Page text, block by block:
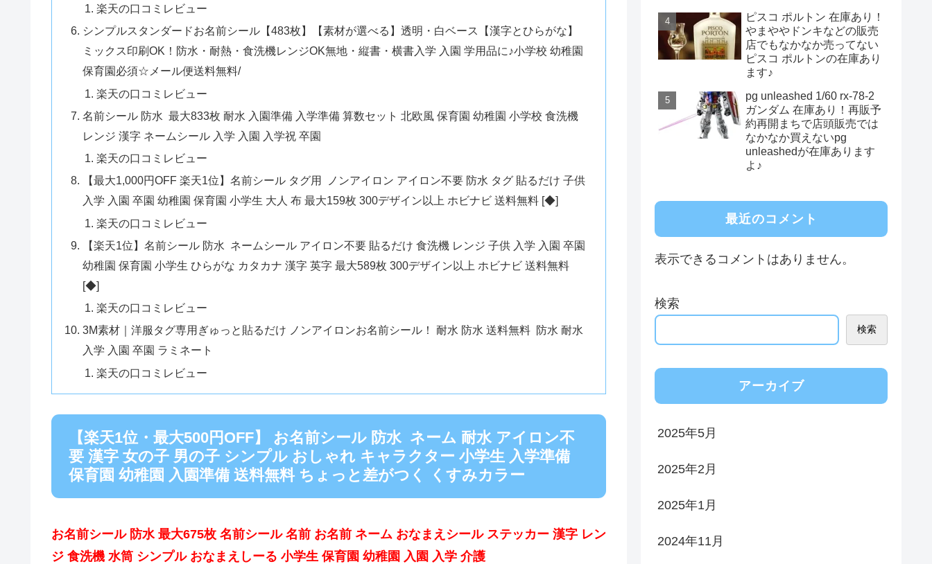
楽天の口コミレビュー
シンプルスタンダードお名前シール【483枚】【素材が選べる】透明・白ベース【漢字とひらがな】
ミックス印刷OK！防水・耐熱・食洗機レンジOK無地・縦書・横書入学 入園 学用品に♪小学校 幼稚園
保育園必須☆メール便送料無料/
楽天の口コミレビュー
名前シール 防水 最大833枚 耐水 入園準備 入学準備 算数セット 北欧風 保育園 幼稚園 小学校 食洗機
レンジ 漢字 ネームシール 入学 入園 入学祝 卒園
楽天の口コミレビュー
【最大1,000円OFF 楽天1位】名前シール タグ用 ノンアイロン アイロン不要 防水 タグ 貼るだけ 子供
入学 入園 卒園 幼稚園 保育園 小学生 大人 布 最大159枚 300デザイン以上 ホビナビ 送料無料 [◆]
楽天の口コミレビュー
【楽天1位】名前シール 防水 ネームシール アイロン不要 貼るだけ 食洗機 レンジ 子供 入学 入園 卒園
幼稚園 保育園 小学生 ひらがな カタカナ 漢字 英字 最大589枚 300デザイン以上 ホビナビ 送料無料
[◆]
楽天の口コミレビュー
3M素材｜洋服タグ専用ぎゅっと貼るだけ ノンアイロンお名前シール！ 耐水 防水 送料無料 防水 耐水
入学 入園 卒園 ラミネート
楽天の口コミレビュー
【楽天1位・最大500円OFF】 お名前シール 防水 ネーム 耐水 アイロン不
要 漢字 女の子 男の子 シンプル おしゃれ キャラクター 小学生 入学準備
保育園 幼稚園 入園準備 送料無料 ちょっと差がつく くすみカラー
お名前シール 防水 最大675枚 名前シール 名前 お名前 ネーム おなまえシール ステッカー 漢字 レン
ジ 食洗機 水筒 シンプル おなまえしーる 小学生 保育園 幼稚園 入園 入学 介護
ピスコ ポルトン 在庫あり！
やまややドンキなどの販売
店でもなかなか売ってない
ピスコ ポルトンの在庫あり
ます♪
pg unleashed 1/60 rx-78-2
ガンダム 在庫あり！再販予
約再開まちで店頭販売では
なかなか買えないpg
unleashedが在庫あります
よ♪
最近のコメント
表示できるコメントはありません。
検索
検索
アーカイブ
2025年5月
2025年2月
2025年1月
2024年11月